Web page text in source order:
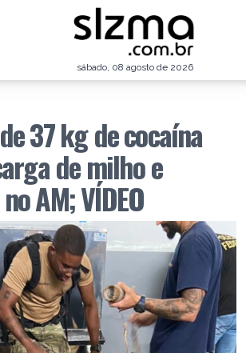
sábado, 08 agosto de 2026
37 kg de cocaína
de milho e
AM; VÍDEO